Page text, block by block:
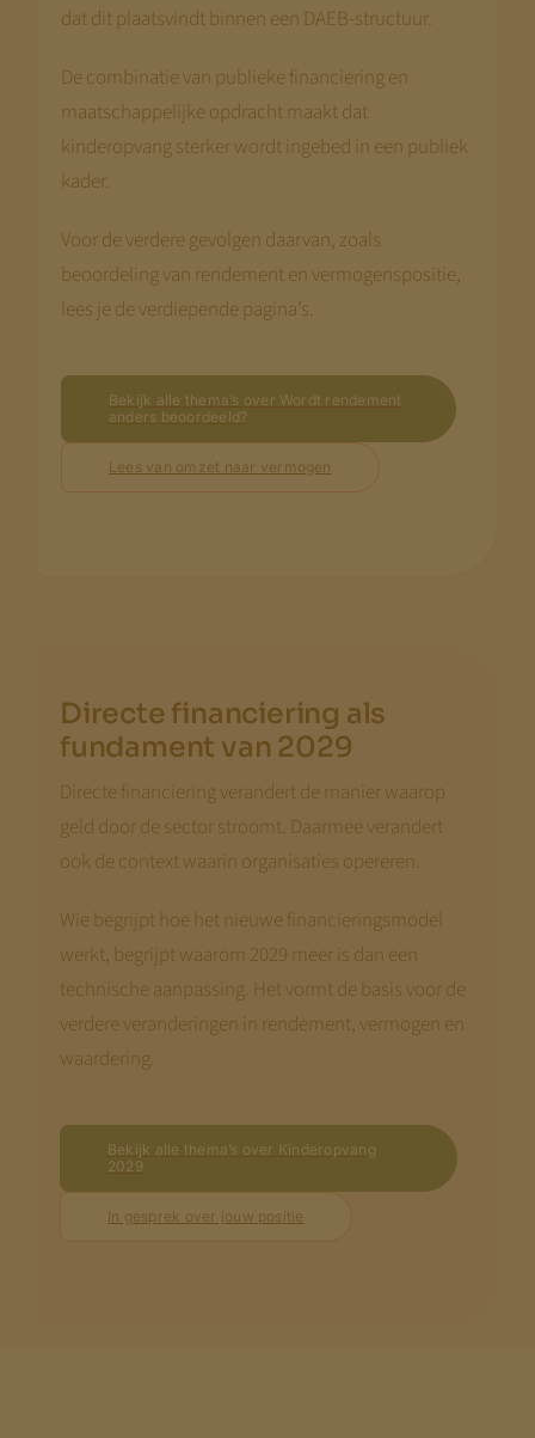
dat dit plaatsvindt binnen een DAEB-structuur.
De combinatie van publieke financiering en
maatschappelijke opdracht maakt dat
kinderopvang sterker wordt ingebed in een publiek
kader.
Voor de verdere gevolgen daarvan, zoals
beoordeling van rendement en vermogenspositie,
lees je de verdiepende pagina’s.
Bekijk alle thema’s over Wordt rendement
anders beoordeeld?
Lees van omzet naar vermogen
Directe financiering als
fundament van 2029
Directe financiering verandert de manier waarop
geld door de sector stroomt. Daarmee verandert
ook de context waarin organisaties opereren.
Wie begrijpt hoe het nieuwe financieringsmodel
werkt, begrijpt waarom 2029 meer is dan een
technische aanpassing. Het vormt de basis voor de
verdere veranderingen in rendement, vermogen en
waardering.
Bekijk alle thema’s over Kinderopvang
2029
In gesprek over jouw positie